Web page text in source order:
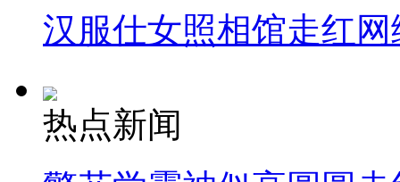
汉服仕女照相馆走红网
热点新闻